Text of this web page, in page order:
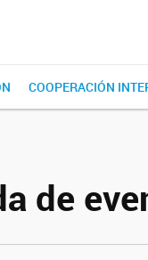
COOPERACIÓN
de